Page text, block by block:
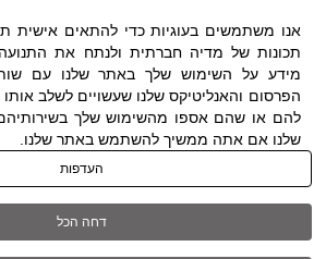
תנאי שימוש|הצהרת נגישות| כל
ל DWO ©
אנו משתמשים בעוגיות כדי להתאים אישית
תכונות של מדיה חברתית ולנתח את
מידע על השימוש שלך באתר שלנו עם
הפרסום והאנליטיקס שלנו שעשויים לשלב
להם או שהם אספו מהשימוש שלך
שלנו אם אתה ממשיך להשתמש באתר שלנו.
העדפות
דחה הכל